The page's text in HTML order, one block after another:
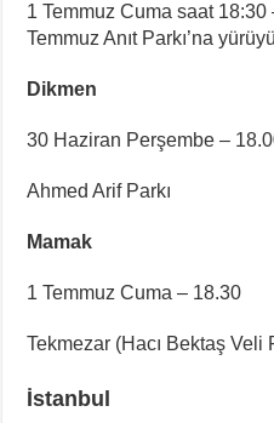
1 Temmuz Cuma saat
Temmuz Anıt Parkı’na
Dikmen
30 Haziran Perşembe –
Ahmed Arif Parkı
Mamak
1 Temmuz Cuma – 18.30
Tekmezar (Hacı Bektaş Veli
İstanbul